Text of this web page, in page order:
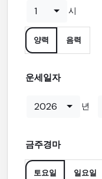
1 시
양력 음력
운세일자
2026 년
금주경마
토요일 일요일